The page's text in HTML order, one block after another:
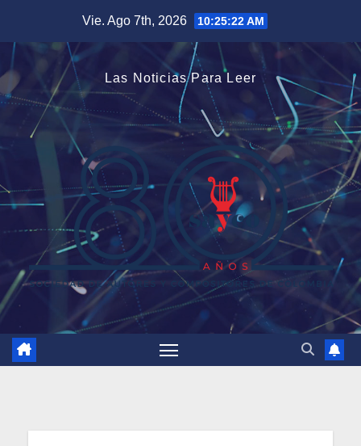
contenido
Vie. Ago 7th, 2026 10:25:23 AM
Las Noticias Para Leer